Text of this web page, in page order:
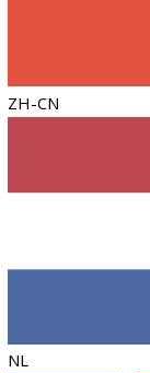
ZH-CN
NL